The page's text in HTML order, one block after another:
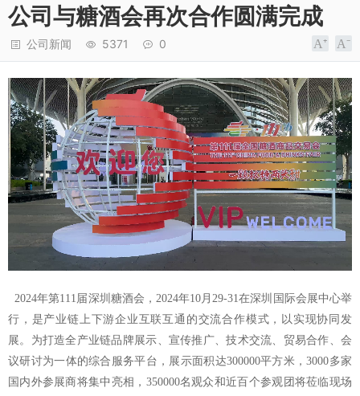
公司与糖酒会再次合作圆满完成
公司新闻 5371 0
2024年第111届深圳糖酒会 ， 2024年10月29-31在深圳国际会展中心举
行，是产业链上下游企业互联互通的交流合作模式，以实现协同发
展。为打造全产业链品牌展示、宣传推广、技术交流、贸易合作、会
议研讨为一体的综合服务平台，展示面积达300000平方米，3000多家
国内外参展商将集中亮相，350000名观众和近百个参观团将莅临现场